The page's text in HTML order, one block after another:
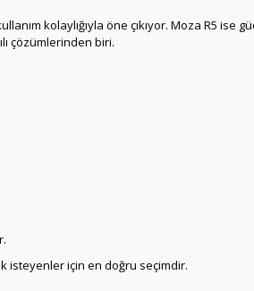
kolaylığıyla öne çıkıyor. Moza R5 ise
çözümlerinden biri.
isteyenler için en doğru seçimdir.